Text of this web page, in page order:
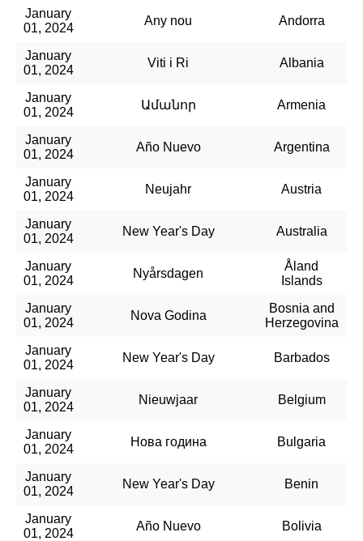
January
01, 2024
Any nou Andorra
January
01, 2024
Viti i Ri Albania
January
01, 2024
Ամանոր Armenia
January
01, 2024
Año Nuevo Argentina
January
01, 2024
Neujahr Austria
January
01, 2024
New Year's Day Australia
January
01, 2024
Nyårsdagen
Åland
Islands
January
01, 2024
Nova Godina
Bosnia and
Herzegovina
January
01, 2024
New Year's Day Barbados
January
01, 2024
Nieuwjaar Belgium
January
01, 2024
Нова година Bulgaria
January
01, 2024
New Year's Day Benin
January
01, 2024
Año Nuevo Bolivia